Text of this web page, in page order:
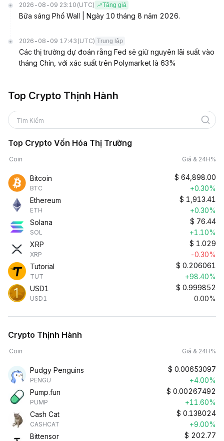
2026-08-09 23:10 (UTC) Tăng giá
Bữa sáng Phố Wall | Ngày 10 tháng 8 năm 2026.
2026-08-09 17:43 (UTC) Trung lập
Các thị trường dự đoán rằng Fed sẽ giữ nguyên lãi suất vào
tháng Chín, với xác suất trên Polymarket là 63%
Top Crypto Thịnh Hành
Tìm Kiếm
Top Crypto Vốn Hóa Thị Trường
Coin Giá & 24H%
Bitcoin
BTC
$ 64,898.00
+0.30%
Ethereum
ETH
$ 1,913.41
+0.30%
Solana
SOL
$ 76.44
+1.10%
XRP
XRP
$ 1.029
-0.30%
Tutorial
TUT
$ 0.206061
+98.40%
USD1
USD1
$ 0.999852
0.00%
Crypto Thịnh Hành
Coin Giá & 24H%
Pudgy Penguins
PENGU
$ 0.00653097
+4.00%
Pump.fun
PUMP
$ 0.00267492
+11.60%
Cash Cat
CASHCAT
$ 0.138024
+9.00%
Bittensor
$ 202.77